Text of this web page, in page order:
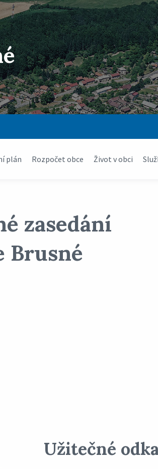
plán Rozpočet obce Život v obci
zasedání
Brusné
Užitečné